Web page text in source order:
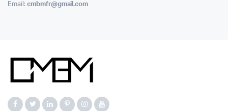
Email: cmbmfr@gmail.com